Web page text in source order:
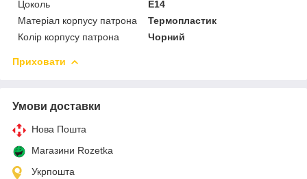
Цоколь
E14
Матеріал корпусу патрона
Термопластик
Колір корпусу патрона
Чорний
Приховати
Умови доставки
Нова Пошта
Магазини Rozetka
Укрпошта